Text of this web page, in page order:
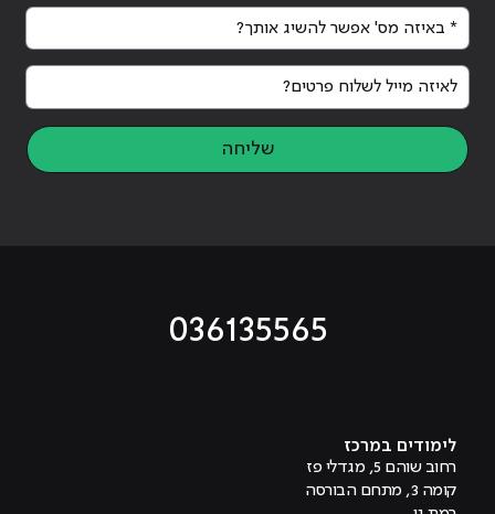
* באיזה מס' אפשר להשיג אותך?
לאיזה מייל לשלוח פרטים?
שליחה
036135565
לימודים במרכז
רחוב שוהם 5, מגדלי פז
קומה 3, מתחם הבורסה